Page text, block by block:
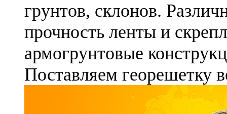
грунтов, склонов.
прочность ленты и
армогрунтовые
Поставляем георешетку